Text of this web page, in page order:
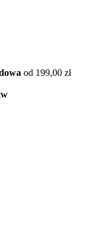
od 199,00 zł